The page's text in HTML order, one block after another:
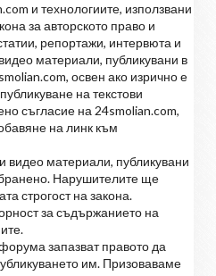
и технологиите, използвани
за авторското право и
репортажи, интервюта и
материали, публикувани в
освен ако изрично е
на текстови
съгласие на 24smolian.com,
на линк към
видео материали, публикувани
Нарушителите ще
строгост на закона.
за съдържанието на
запазват правото да
им. Призоваваме